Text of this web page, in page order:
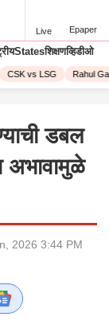
Live Epaper
Statesशिक्षणव्हिडीओ
CSK vs LSG Rahul
डबल
अभावामुळे
2026 3:44 PM